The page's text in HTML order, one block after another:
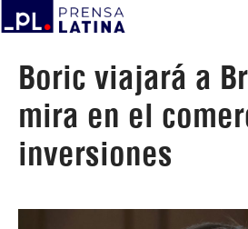
Boric viajará a
mira en el
inversiones